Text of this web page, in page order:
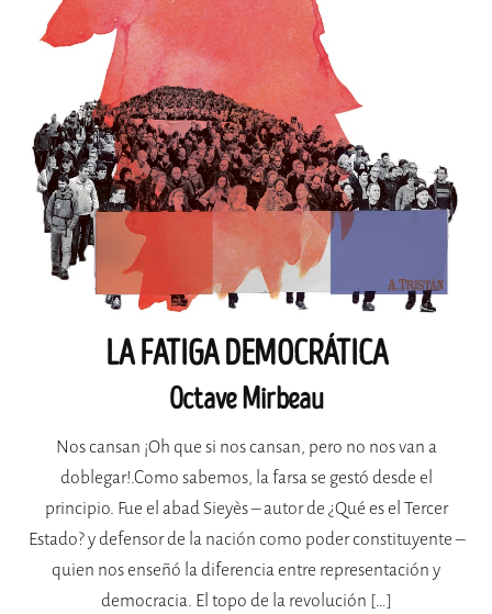
LA FATIGA DEMOCRÁTICA
Octave Mirbeau
Nos cansan ¡Oh que si nos cansan, pero no nos van a
doblegar!.Como sabemos, la farsa se gestó desde el
principio. Fue el abad Sieyès – autor de ¿Qué es el Tercer
Estado? y defensor de la nación como poder constituyente –
quien nos enseñó la diferencia entre representación y
democracia. El topo de la revolución […]